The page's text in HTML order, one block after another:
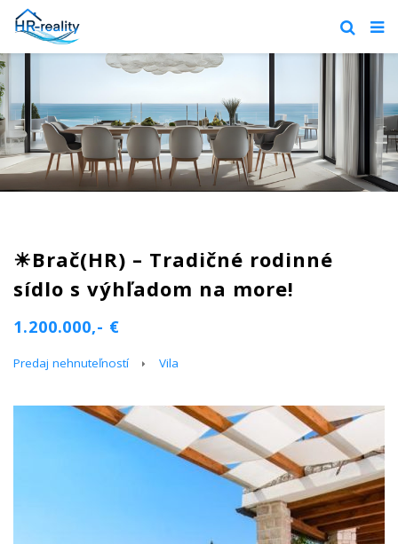
☀Brač(HR) – Tradičné rodinné
sídlo s výhľadom na more!
1.200.000,- €
Predaj nehnuteľností Vila